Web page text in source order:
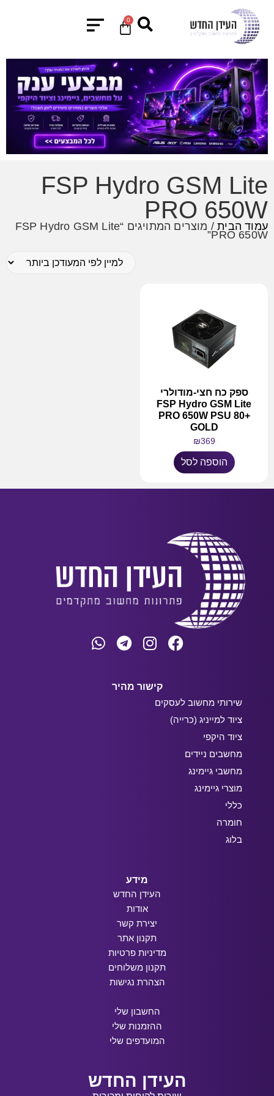
0
FSP Hydro GSM Lite
PRO 650W
עמוד הבית / מוצרים המתויגים “FSP Hydro GSM Lite
PRO 650W”
ספק כח חצי-מודולרי
FSP Hydro GSM Lite
PRO 650W PSU 80+
GOLD
₪369
הוספה לסל
קישור מהיר
שירותי מחשוב לעסקים
ציוד למייניג (כרייה)
ציוד היקפי
מחשבים ניידים
מחשבי גיימינג
מוצרי גיימינג
כללי
חומרה
בלוג
מידע
העידן החדש
אודות
יצירת קשר
תקנון אתר
מדיניות פרטיות
תקנון משלוחים
הצהרת נגישות
החשבון שלי
ההזמנות שלי
המועדפים שלי
העידן החדש